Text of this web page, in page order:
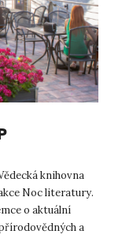
knihovna
Noc literatury.
o aktuální
a